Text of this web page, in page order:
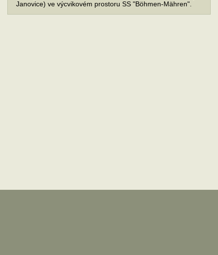
Janovice) ve výcvikovém prostoru SS "Böhmen-Mähren".